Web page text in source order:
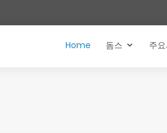
Home 돔스 주